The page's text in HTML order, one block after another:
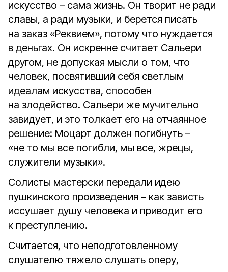
искусство – сама жизнь. Он творит не ради
славы, а ради музыки, и берется писать
на заказ «Реквием», потому что нуждается
в деньгах. Он искренне считает Сальери
другом, не допуская мысли о том, что
человек, посвятивший себя светлым
идеалам искусства, способен
на злодейство. Сальери же мучительно
завидует, и это толкает его на отчаянное
решение: Моцарт должен погибнуть –
«не то мы все погибли, мы все, жрецы,
служители музыки».
Солисты мастерски передали идею
пушкинского произведения – как зависть
иссушает душу человека и приводит его
к преступлению.
Считается, что неподготовленному
слушателю тяжело слушать оперу,